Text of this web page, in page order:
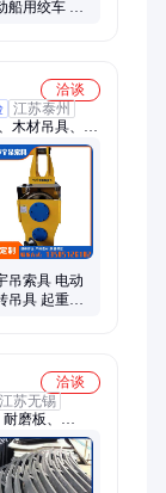
船用绞车 挖
洽谈
江苏泰州
木材吊具、钢
吊索具 电动
吊具 起重夹
洽谈
江苏无锡
磨板、
管、耐磨衬